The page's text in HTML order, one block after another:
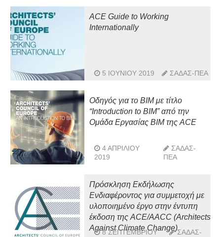
ACE Guide to Working
Internationally
5 ΙΟΥΝΊΟΥ 2019 ΣΑΔΑΣ-ΠΕΑ
Οδηγός για το ΒΙΜ με τίτλο
“Introduction to BIM” από την
Ομάδα Εργασίας ΒΙΜ της ACE
4 ΑΠΡΙΛΊΟΥ
2019
ΣΑΔΑΣ-
ΠΕΑ
Πρόσκληση Εκδήλωσης
Ενδιαφέροντος για συμμετοχή με
υλοποιημένο έργο στην έντυπη
έκδοση της ACE/ΑΑCC (Architects
Against Climate Change)
8 ΣΕΠΤΕΜΒΡΊΟΥ
ΣΑΔΑΣ-